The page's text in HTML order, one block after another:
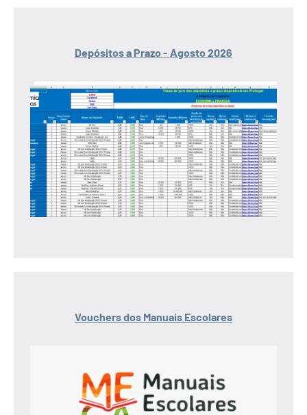
Depósitos a Prazo - Agosto 2026
Vouchers dos Manuais Escolares